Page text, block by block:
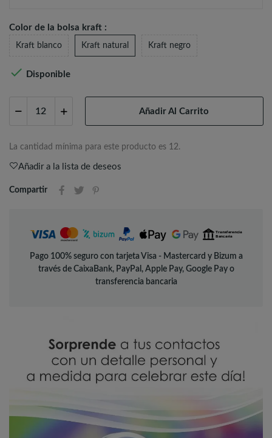
Color de la bolsa kraft :
Kraft blanco Kraft natural Kraft negro
 Disponible
Añadir Al Carrito
La cantidad mínima para este producto es 12.
Añadir a la lista de deseos
Compartir
Pago 100% seguro con tarjeta Visa - Mastercard y Bizum a
través de CaixaBank, PayPal, Apple Pay, Google Pay o
transferencia bancaria